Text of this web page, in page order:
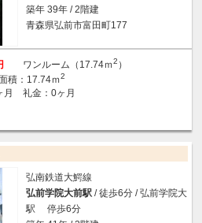
築年 39年 / 2階建
青森県弘前市富田町177
ワンルーム（17.74ｍ2 ）
積：17.74ｍ2
月 礼金：0ヶ月
弘南鉄道大鰐線
弘前学院大前駅 / 徒歩6分 / 弘前学院大
駅 停歩6分